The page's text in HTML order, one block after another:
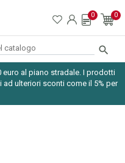

0 0
al piano stradale. I prodotti
ulteriori sconti come il 5% per